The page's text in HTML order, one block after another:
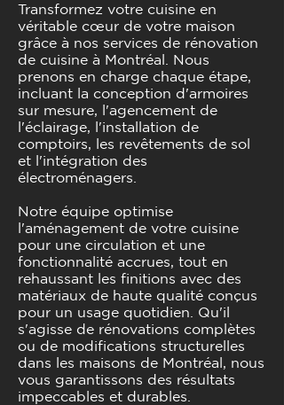
Transformez votre cuisine en
véritable cœur de votre maison
grâce à nos services de rénovation
de cuisine à Montréal. Nous
prenons en charge chaque étape,
incluant la conception d'armoires
sur mesure, l'agencement de
l'éclairage, l'installation de
comptoirs, les revêtements de sol
et l'intégration des
électroménagers.
Notre équipe optimise
l'aménagement de votre cuisine
pour une circulation et une
fonctionnalité accrues, tout en
rehaussant les finitions avec des
matériaux de haute qualité conçus
pour un usage quotidien. Qu'il
s'agisse de rénovations complètes
ou de modifications structurelles
dans les maisons de Montréal, nous
vous garantissons des résultats
impeccables et durables.